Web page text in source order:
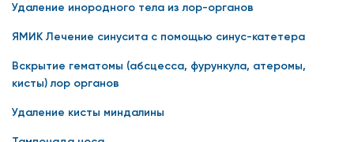
Удаление инородного тела из лор-органов
ЯМИК Лечение синусита с помощью синус-катетера
Вскрытие гематомы (абсцесса, фурункула, атеромы,
кисты) лор органов
Удаление кисты миндалины